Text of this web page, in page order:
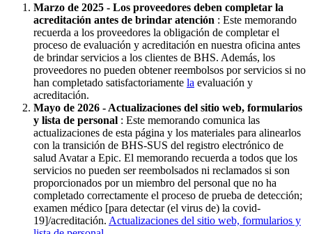
Marzo de 2025 - Los proveedores deben completar la
acreditación antes de brindar atención : Este memorando
recuerda a los proveedores la obligación de completar el
proceso de evaluación y acreditación en nuestra oficina antes
de brindar servicios a los clientes de BHS. Además, los
proveedores no pueden obtener reembolsos por servicios si no
han completado satisfactoriamente la evaluación y
acreditación.
Mayo de 2026 - Actualizaciones del sitio web, formularios
y lista de personal : Este memorando comunica las
actualizaciones de esta página y los materiales para alinearlos
con la transición de BHS-SUS del registro electrónico de
salud Avatar a Epic. El memorando recuerda a todos que los
servicios no pueden ser reembolsados ​​ni reclamados si son
proporcionados por un miembro del personal que no ha
completado correctamente el proceso de prueba de detección;
examen médico [para detectar (el virus de) la covid-
19]/acreditación. Actualizaciones del sitio web, formularios y